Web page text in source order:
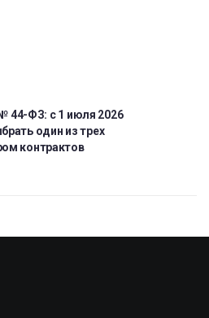
44-ФЗ: с 1 июля 2026
один из трех
контрактов